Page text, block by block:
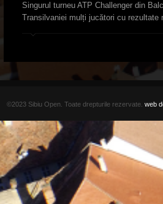
Singurul turneu ATP Challenger din
Transilvaniei mulți jucători cu rezultate
©2023 Sibiu Open. Toate drepturile rezervate. web